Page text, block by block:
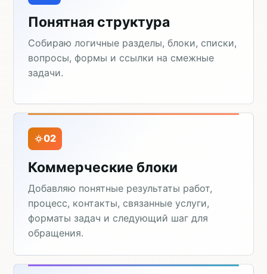
Понятная структура
Собираю логичные разделы, блоки, списки,
вопросы, формы и ссылки на смежные
задачи.
02
Коммерческие блоки
Добавляю понятные результаты работ,
процесс, контакты, связанные услуги,
форматы задач и следующий шаг для
обращения.